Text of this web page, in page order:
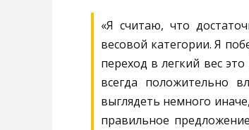
«Я считаю, что
весовой категории. Я
переход в легкий вес
всегда положительно
выглядеть немного
правильное